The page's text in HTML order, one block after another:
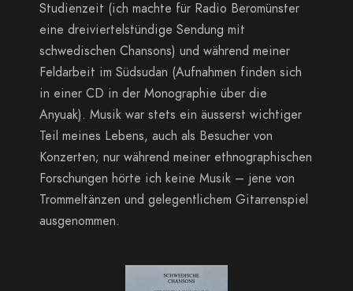
Studienzeit (ich machte für Radio Beromünster
eine dreiviertelstündige Sendung mit
schwedischen Chansons) und während meiner
Feldarbeit im Südsudan (Aufnahmen finden sich
in einer CD in der Monographie über die
Anyuak). Musik war stets ein äusserst wichtiger
Teil meines Lebens, auch als Besucher von
Konzerten; nur während meiner ethnographischen
Forschungen hörte ich keine Musik – jene von
Trommeltänzen und gelegentlichem Gitarrenspiel
ausgenommen.